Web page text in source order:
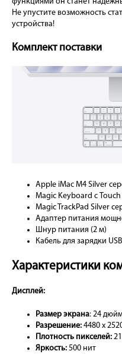
Не упустите возможность
устройства!
Комплект поставки
Apple iMac M4 Silver
Magic Keyboard с
Magic TrackPad Silver
Адаптер питания
Шнур питания (2 м)
Кабель для зарядки
Характеристики
Дисплей:
Размер экрана: 24
Разрешение: 4480 x
Плотность пикселей:
Яркость: 500 нит